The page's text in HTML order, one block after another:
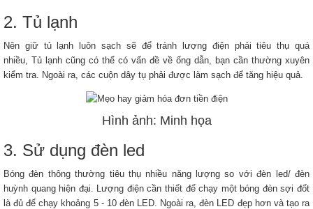
2. Tủ lạnh
Nên giữ tủ lạnh luôn sạch sẽ để tránh lượng điện phải tiêu thụ quá
nhiều, Tủ lạnh cũng có thể có vấn đề về ống dẫn, bạn cần thường xuyên
kiểm tra. Ngoài ra, các cuộn dây tụ phải được làm sạch để tăng hiệu quả.
Hình ảnh: Minh họa
3. Sử dụng đèn led
Bóng đèn thông thường tiêu thụ nhiều năng lượng so với đèn led/ đèn
huỳnh quang hiện đại. Lượng điện cần thiết để chạy một bóng đèn sợi đốt
là đủ để chạy khoảng 5 - 10 đèn LED. Ngoài ra, đèn LED đẹp hơn và tạo ra